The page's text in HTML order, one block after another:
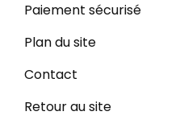
Paiement sécurisé
Plan du site
Contact
Retour au site